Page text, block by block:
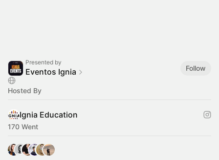
Presented by
Eventos Ignia Follow
Hosted By
Ignia Education
170 Went